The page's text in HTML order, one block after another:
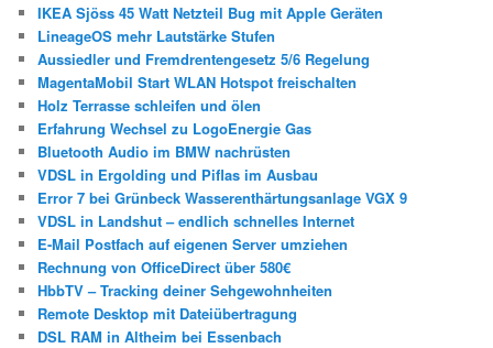
IKEA Sjöss 45 Watt Netzteil Bug mit Apple Geräten
LineageOS mehr Lautstärke Stufen
Aussiedler und Fremdrentengesetz 5/6 Regelung
MagentaMobil Start WLAN Hotspot freischalten
Holz Terrasse schleifen und ölen
Erfahrung Wechsel zu LogoEnergie Gas
Bluetooth Audio im BMW nachrüsten
VDSL in Ergolding und Piflas im Ausbau
Error 7 bei Grünbeck Wasserenthärtungsanlage VGX 9
VDSL in Landshut – endlich schnelles Internet
E-Mail Postfach auf eigenen Server umziehen
Rechnung von OfficeDirect über 580€
HbbTV – Tracking deiner Sehgewohnheiten
Remote Desktop mit Dateiübertragung
DSL RAM in Altheim bei Essenbach